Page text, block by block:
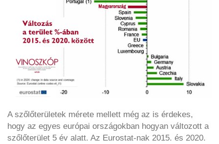
A szőlőterületek mérete mellett még az is érdekes,
hogy az egyes európai országokban hogyan változott a
szőlőterület 5 év alatt. Az Eurostat-nak 2015. és 2020.